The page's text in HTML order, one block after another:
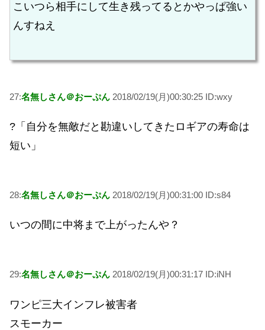
こいつら相手にして生き残ってるとかやっぱ強い
んすねえ
27:名無しさん＠おーぷん 2018/02/19(月)00:30:25 ID:wxy
?「自分を無敵だと勘違いしてきたロギアの寿命は
短い」
28:名無しさん＠おーぷん 2018/02/19(月)00:31:00 ID:s84
いつの間に中将まで上がったんや？
29:名無しさん＠おーぷん 2018/02/19(月)00:31:17 ID:iNH
ワンピ三大インフレ被害者
スモーカー